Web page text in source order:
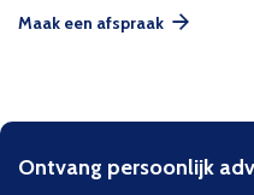
Maak een afspraak
Ontvang persoonlijk